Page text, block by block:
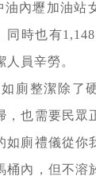
內壢加油站
時也有
員辛勞。
廁整潔除了
，也需要民眾
如廁禮儀從你
桶內，但不溶